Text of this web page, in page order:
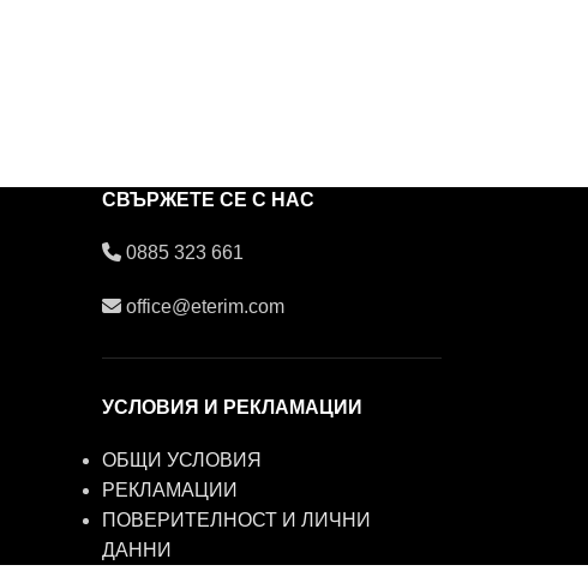
СВЪРЖЕТЕ СЕ С НАС
0885 323 661
office@eterim.com
УСЛОВИЯ И РЕКЛАМАЦИИ
ОБЩИ УСЛОВИЯ
РЕКЛАМАЦИИ
ПОВЕРИТЕЛНОСТ И ЛИЧНИ
ДАННИ